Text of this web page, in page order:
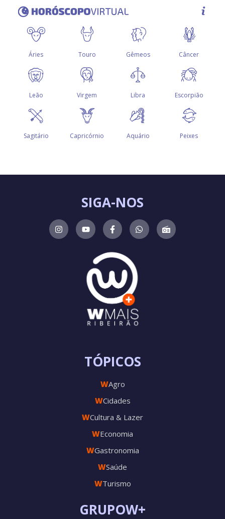
GRUPOW+
TÓPICOS
WAgro
WCidades
WCultura & Lazer
WEconomia
WGastronomia
WSaúde
WTurismo
SIGA-NOS